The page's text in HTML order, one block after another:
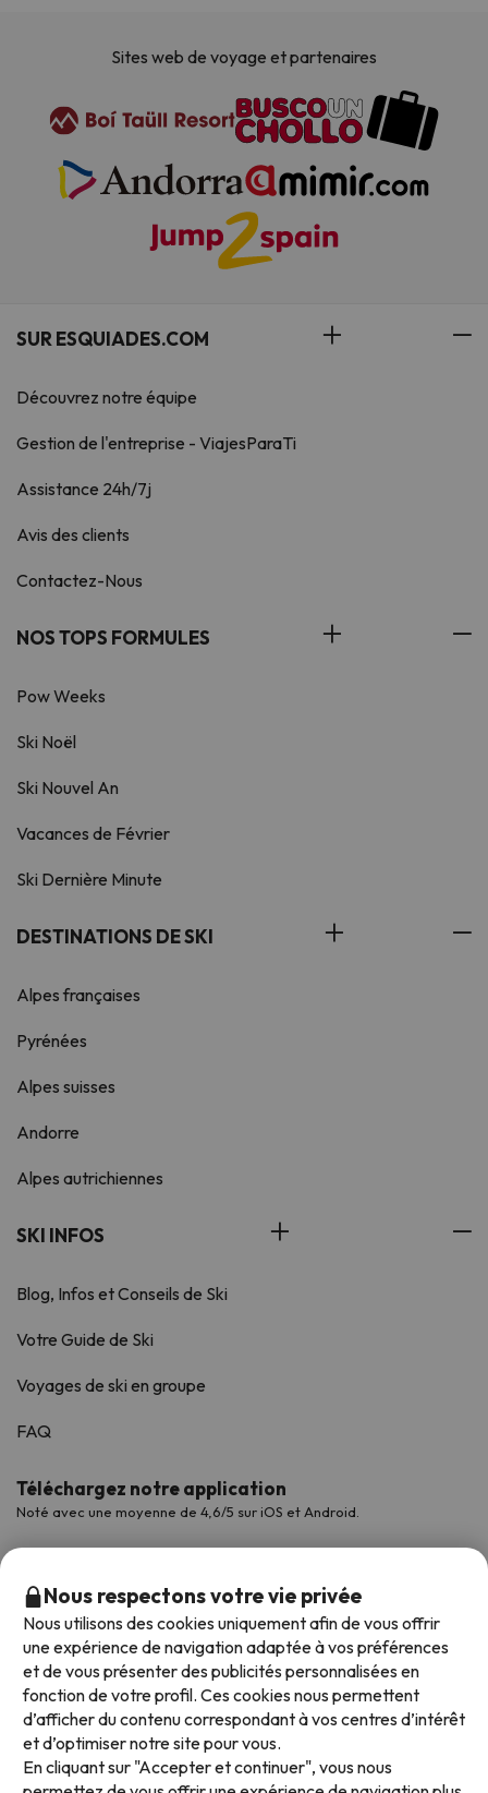
Sites web de voyage et partenaires
SUR ESQUIADES.COM
Découvrez notre équipe
Gestion de l'entreprise - ViajesParaTi
Assistance 24h/7j
Avis des clients
Contactez-Nous
NOS TOPS FORMULES
Pow Weeks
Ski Noël
Ski Nouvel An
Vacances de Février
Ski Dernière Minute
DESTINATIONS DE SKI
Alpes françaises
Pyrénées
Alpes suisses
Andorre
Alpes autrichiennes
SKI INFOS
Blog, Infos et Conseils de Ski
Votre Guide de Ski
Voyages de ski en groupe
FAQ
Téléchargez notre application
Noté avec une moyenne de 4,6/5 sur iOS et Android.
Modes de paiement disponibles
Nous respectons votre vie privée
Nous utilisons des cookies uniquement afin de vous offrir
une expérience de navigation adaptée à vos préférences
et de vous présenter des publicités personnalisées en
fonction de votre profil. Ces cookies nous permettent
d’afficher du contenu correspondant à vos centres d’intérêt
et d’optimiser notre site pour vous.
En cliquant sur "Accepter et continuer", vous nous